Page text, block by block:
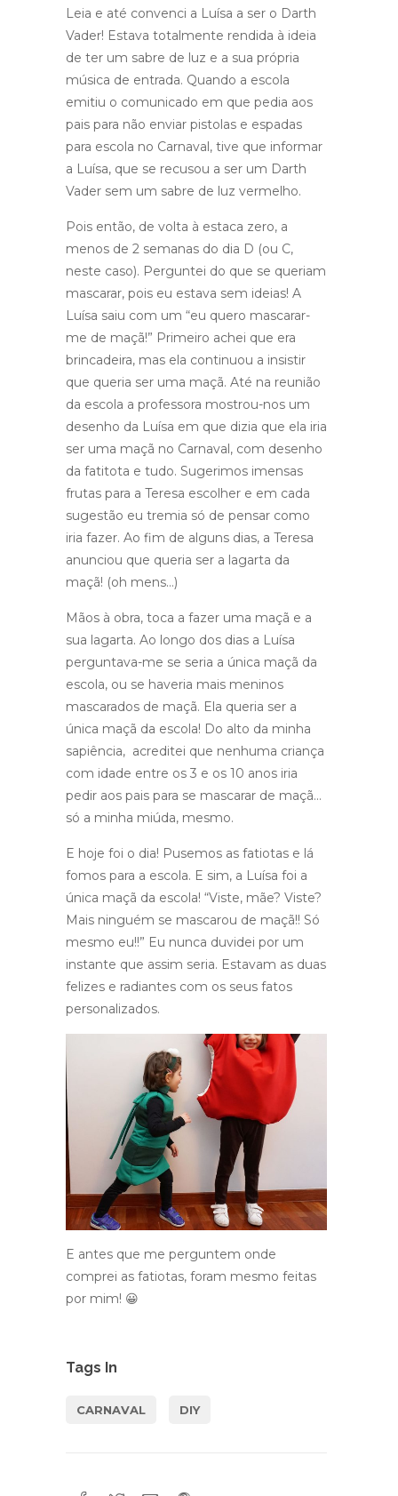
Leia e até convenci a Luísa a ser o Darth
Vader! Estava totalmente rendida à ideia
de ter um sabre de luz e a sua própria
música de entrada. Quando a escola
emitiu o comunicado em que pedia aos
pais para não enviar pistolas e espadas
para escola no Carnaval, tive que informar
a Luísa, que se recusou a ser um Darth
Vader sem um sabre de luz vermelho.
Pois então, de volta à estaca zero, a
menos de 2 semanas do dia D (ou C,
neste caso). Perguntei do que se queriam
mascarar, pois eu estava sem ideias! A
Luísa saiu com um “eu quero mascarar-
me de maçã!” Primeiro achei que era
brincadeira, mas ela continuou a insistir
que queria ser uma maçã. Até na reunião
da escola a professora mostrou-nos um
desenho da Luísa em que dizia que ela iria
ser uma maçã no Carnaval, com desenho
da fatitota e tudo. Sugerimos imensas
frutas para a Teresa escolher e em cada
sugestão eu tremia só de pensar como
iria fazer. Ao fim de alguns dias, a Teresa
anunciou que queria ser a lagarta da
maçã! (oh mens…)
Mãos à obra, toca a fazer uma maçã e a
sua lagarta. Ao longo dos dias a Luísa
perguntava-me se seria a única maçã da
escola, ou se haveria mais meninos
mascarados de maçã. Ela queria ser a
única maçã da escola! Do alto da minha
sapiência, acreditei que nenhuma criança
com idade entre os 3 e os 10 anos iria
pedir aos pais para se mascarar de maçã…
só a minha miúda, mesmo.
E hoje foi o dia! Pusemos as fatiotas e lá
fomos para a escola. E sim, a Luísa foi a
única maçã da escola! “Viste, mãe? Viste?
Mais ninguém se mascarou de maçã!! Só
mesmo eu!!” Eu nunca duvidei por um
instante que assim seria. Estavam as duas
felizes e radiantes com os seus fatos
personalizados.
E antes que me perguntem onde
comprei as fatiotas, foram mesmo feitas
por mim! 😀
Tags In
CARNAVAL DIY